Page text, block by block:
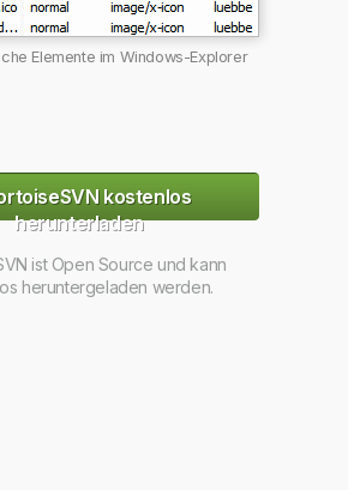
Elemente im Windows-Explorer
kostenlos
herunterladen
ist Open Source und kann
heruntergeladen werden.